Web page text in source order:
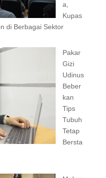
a,
Kupas
di Berbagai Sektor
Pakar
Gizi
Udinus
Beber
kan
Tips
Tubuh
Tetap
Bersta